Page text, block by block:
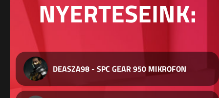
NYERTESEINK:
DEASZA98 - SPC GEAR 950 MIKROFON